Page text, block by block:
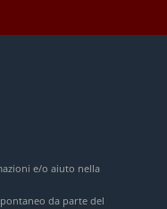
e/o aiuto nella
da parte del